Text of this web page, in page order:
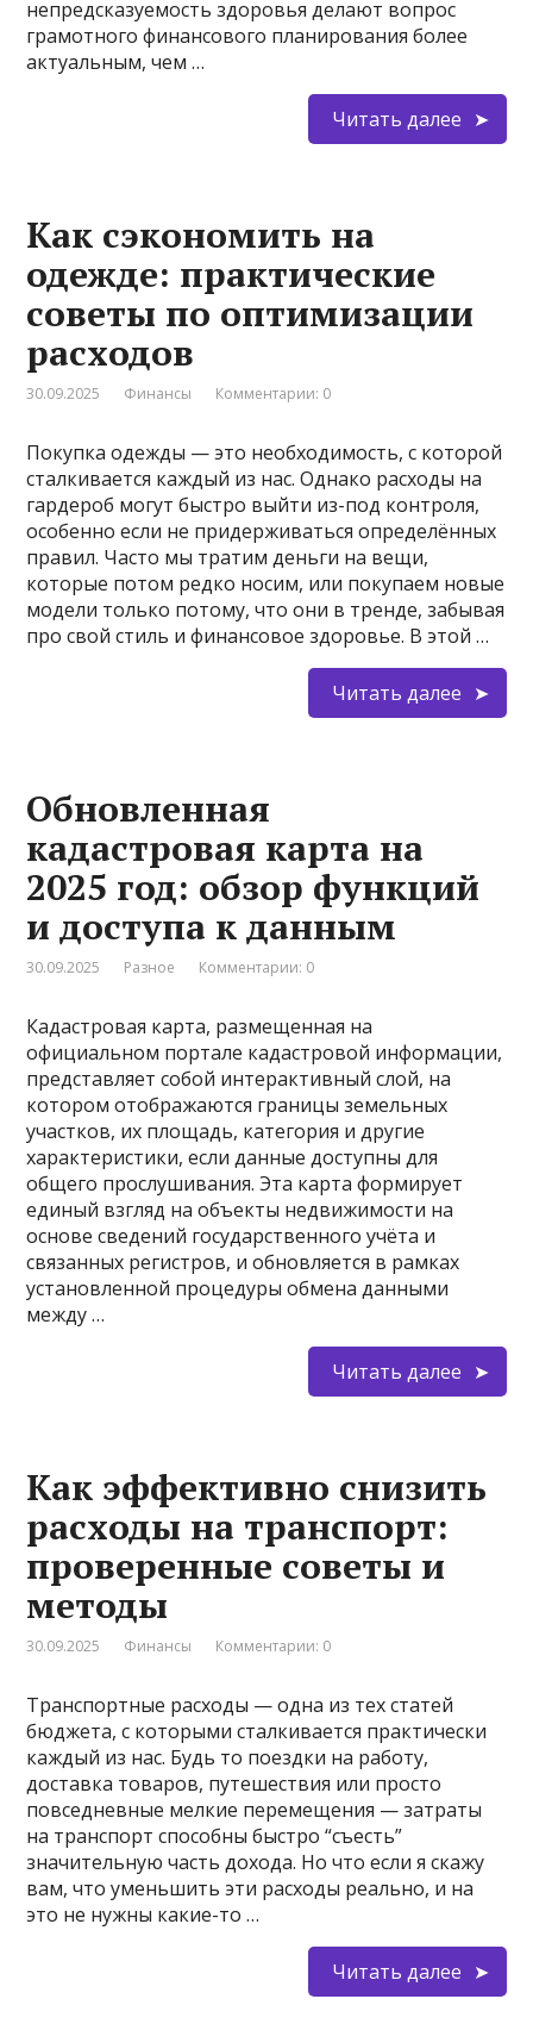
непредсказуемость здоровья делают вопрос
грамотного финансового планирования более
актуальным, чем …
Читать далее
Как сэкономить на
одежде: практические
советы по оптимизации
расходов
30.09.2025 Финансы Комментарии: 0
Покупка одежды — это необходимость, с которой
сталкивается каждый из нас. Однако расходы на
гардероб могут быстро выйти из-под контроля,
особенно если не придерживаться определённых
правил. Часто мы тратим деньги на вещи,
которые потом редко носим, или покупаем новые
модели только потому, что они в тренде, забывая
про свой стиль и финансовое здоровье. В этой …
Читать далее
Обновленная
кадастровая карта на
2025 год: обзор функций
и доступа к данным
30.09.2025 Разное Комментарии: 0
Кадастровая карта, размещенная на
официальном портале кадастровой информации,
представляет собой интерактивный слой, на
котором отображаются границы земельных
участков, их площадь, категория и другие
характеристики, если данные доступны для
общего прослушивания. Эта карта формирует
единый взгляд на объекты недвижимости на
основе сведений государственного учёта и
связанных регистров, и обновляется в рамках
установленной процедуры обмена данными
между …
Читать далее
Как эффективно снизить
расходы на транспорт:
проверенные советы и
методы
30.09.2025 Финансы Комментарии: 0
Транспортные расходы — одна из тех статей
бюджета, с которыми сталкивается практически
каждый из нас. Будь то поездки на работу,
доставка товаров, путешествия или просто
повседневные мелкие перемещения — затраты
на транспорт способны быстро “съесть”
значительную часть дохода. Но что если я скажу
вам, что уменьшить эти расходы реально, и на
это не нужны какие-то …
Читать далее